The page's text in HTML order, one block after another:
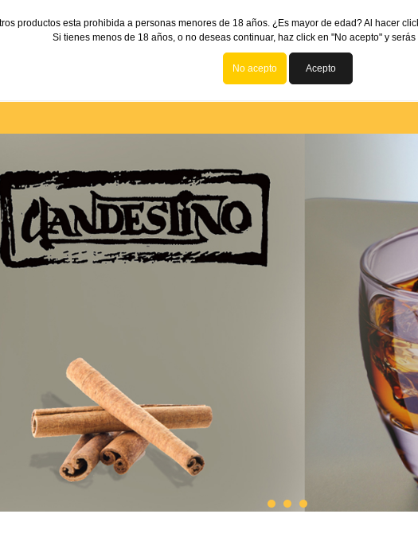
productos esta prohibida a personas menores de 18 años. ¿Es mayor de edad? Al hacer
Si tienes menos de 18 años, o no deseas continuar, haz click en "No acepto" y
No acepto Acepto